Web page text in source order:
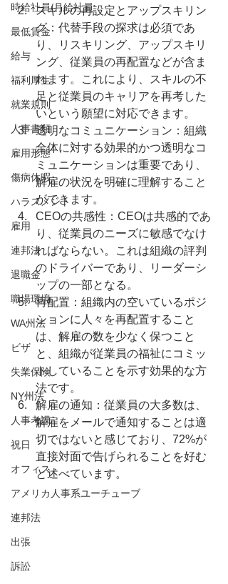
時給社員/月給社員
最低賃金
給与
福利厚生
就業規則
人事書類
雇用形態
傷病休暇
ハラスメント
雇用
連邦法
退職金
職場環境
WA州法
ビザ
失業保険
NY州法
人事考課
祝日
オフィス
アメリカ人事系ユーチューブ
連邦法
出張
訴訟
スキルの再設定とアップスキリン
グ：代替手段の探求は必須であ
り、リスキリング、アップスキリ
ング、従業員の再配置などが含ま
れます。これにより、スキルの不
足と従業員のキャリアを再考した
いという願望に対応できます。
透明なコミュニケーション：組織
全体に対する効果的かつ透明なコ
ミュニケーションは重要であり、
解雇の状況を明確に理解すること
ができます。
CEOの共感性：CEOは共感的であ
り、従業員のニーズに敏感でなけ
ればならない。これは組織の評判
のドライバーであり、リーダーシ
ップの一部となる。
再配置：組織内の空いているポジ
ションに人々を再配置すること
は、解雇の数を少なく保つこと
と、組織が従業員の福祉にコミッ
トしていることを示す効果的な方
法です。
解雇の通知：従業員の大多数は、
解雇をメールで通知することは適
切ではないと感じており、72%が
直接対面で告げられることを好む
と述べています。